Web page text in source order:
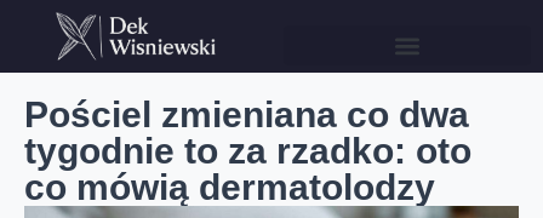
Pościel zmieniana co dwa
tygodnie to za rzadko: oto
co mówią dermatolodzy